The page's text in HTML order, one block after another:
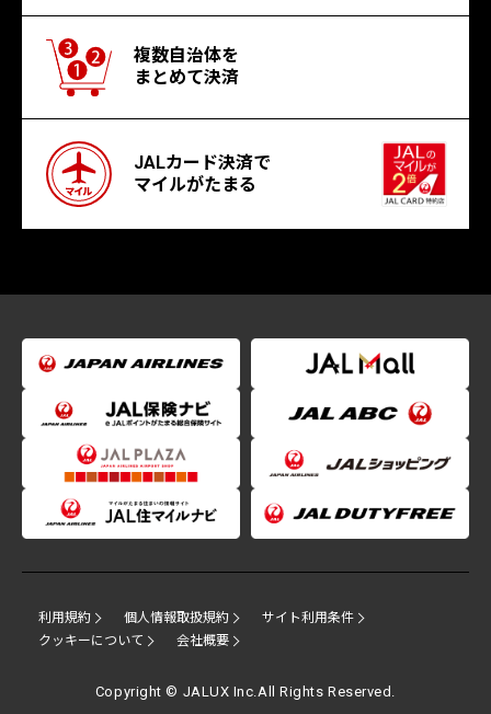
複数自治体を
まとめて決済
JALカード決済で
マイルがたまる
利用規約 個人情報取扱規約
サイト利用条件
クッキーについて
会社概要
Copyright © JALUX Inc.All Rights Reserved.